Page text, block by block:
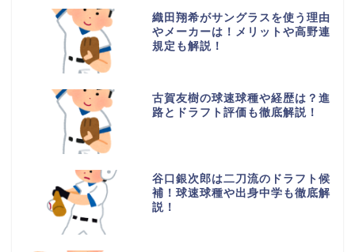
織田翔希がサングラスを使う理由
やメーカーは！メリットや高野連
規定も解説！
古賀友樹の球速球種や経歴は？進
路とドラフト評価も徹底解説！
谷口銀次郎は二刀流のドラフト候
補！球速球種や出身中学も徹底解
説！